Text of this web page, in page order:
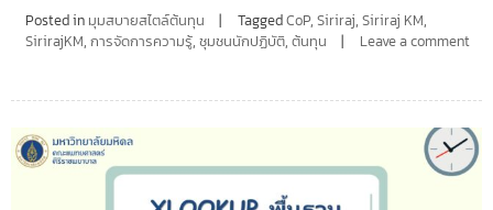
Posted in มุมสบายสไตล์ต้นทุน TaggedCoP, Siriraj, Siriraj KM,
SirirajKM, การจัดการความรู้, ชุมชนนักปฏิบัติ, ต้นทุน Leave a comment